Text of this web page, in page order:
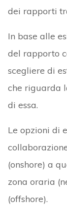
dei rapporti
In base alle
del rapporto
scegliere di
che riguarda
di essa.
Le opzioni di
(onshore) a
zona oraria
(offshore).